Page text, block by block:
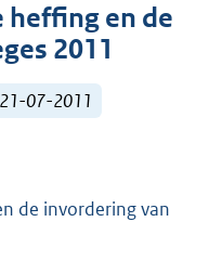
heffing en de
2011
07-2011
de invordering van